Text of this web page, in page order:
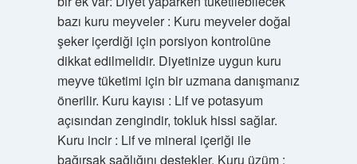
bazı kuru meyveler : Kuru meyveler doğal
şeker içerdiği için porsiyon kontrolüne
dikkat edilmelidir. Diyetinize uygun kuru
meyve tüketimi için bir uzmana danışmanız
önerilir. Kuru kayısı : Lif ve potasyum
açısından zengindir, tokluk hissi sağlar.
Kuru incir : Lif ve mineral içeriği ile
bağırsak sağlığını destekler. Kuru üzüm :